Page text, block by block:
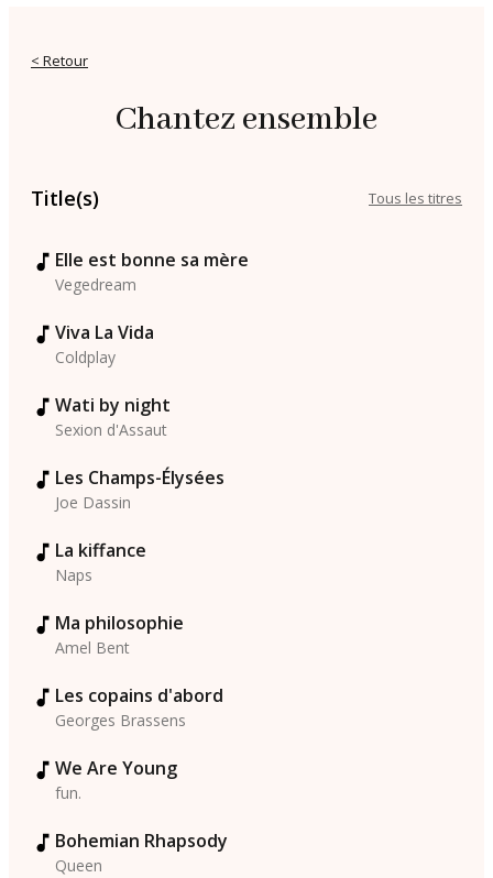
< Retour
Chantez ensemble
Title(s) Tous les titres
Elle est bonne sa mère
Vegedream
Viva La Vida
Coldplay
Wati by night
Sexion d'Assaut
Les Champs-Élysées
Joe Dassin
La kiffance
Naps
Ma philosophie
Amel Bent
Les copains d'abord
Georges Brassens
We Are Young
fun.
Bohemian Rhapsody
Queen